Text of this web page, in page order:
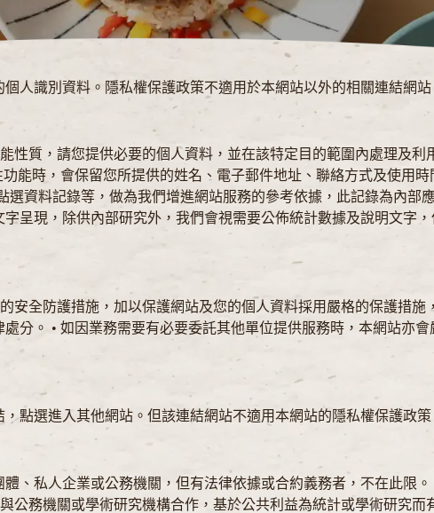
，特此向您說明本網站的隱私權保護政策，以保障您的權益，請您
人識別資料。隱私權保護政策不適用於本網站以外的相關連結網
性質，請您提供必要的個人資料，並在該特定目的範圍內處理及
能時，會保留您所提供的姓名、電子郵件地址、聯絡方式及使用
資料記錄等，做為我們增進網站服務的參考依據，此記錄為內部
呈現，除供內部研究外，我們會視需要公佈統計數據及說明文字
安全防護措施，加以保護網站及您的個人資料採用嚴格的保護措
分。 • 如因業務需要有必要委託其他單位提供服務時，本網站亦
點選進入其他網站。但該連結網站不適用本網站的隱私權保護政
、私人企業或公務機關，但有法律依據或合約義務者，不在此限
公務機關或學術研究機構合作，基於公共利益為統計或學術研究